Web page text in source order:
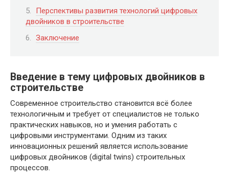
Перспективы развития технологий цифровых
двойников в строительстве
Заключение
Введение в тему цифровых двойников в
строительстве
Современное строительство становится всё более
технологичным и требует от специалистов не только
практических навыков, но и умения работать с
цифровыми инструментами. Одним из таких
инновационных решений является использование
цифровых двойников (digital twins) строительных
процессов.